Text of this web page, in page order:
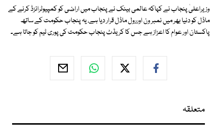
وزیراعلیٰ پنجاب نے کہاکہ عالمی بینک نے پنجاب میں اراضی کو کمپیوٹرائزڈ کرنے کے
ماڈل کو دنیا بھر میں نمبر ون اوررول ماڈل قرار دیا ہے، یہ پنجاب حکومت کے ساتھ
پاکستان اور عوام کا اعزاز ہے جس کا کریڈٹ پنجاب حکومت کی پوری ٹیم کو جاتا ہے۔
متعلقہ